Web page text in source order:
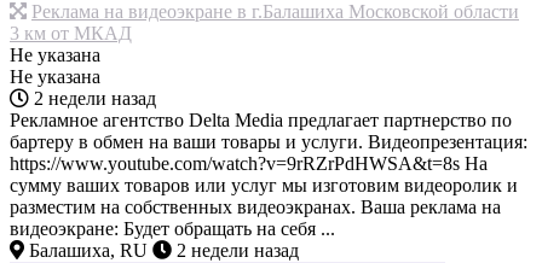
Реклама на видеоэкране в г.Балашиха Московской области
3 км от МКАД
Не указана
Не указана
2 недели назад
Рекламное агентство Delta Media предлагает партнерство по
бартеру в обмен на ваши товары и услуги. Видеопрезентация:
https://www.youtube.com/watch?v=9rRZrPdHWSA&t=8s На
сумму ваших товаров или услуг мы изготовим видеоролик и
разместим на собственных видеоэкранах. Ваша реклама на
видеоэкране: Будет обращать на себя ...
Балашиха, RU
2 недели назад